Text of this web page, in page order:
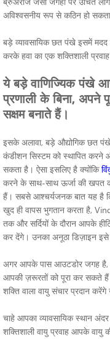
अविश्वसनीय रूप से कठिन हो
बड़े व्यावसायिक छत पंखे इसमें
करके हवा का एक शक्तिशाली
ये बड़े वाणिज्यिक पंखे
प्रणाली के बिना,
सक्षम बनाते हैं।
इसके अलावा, बड़े औद्योगिक छत
कंडीशन सिस्टम को स्थापित
सकता है। ऐसा इसलिए है क्योंकि
करने के साथ-साथ ऊर्जा की खपत
हैं। सबसे आश्चर्यजनक बात यह है
खुद ही वापस भुगतान करता है,
तक और सर्दियों के दौरान आपके
कर देंगे। उनका अनूठा डिज़ाइन इसे
अगर आपके पास आउटडोर जगह है,
आपकी ज़रूरतों को पूरा कर सकते
शक्ति वाला वायु संचार प्रदान
चाहे आपका व्यावसायिक स्थान अंदर
शक्तिशाली वायु प्रवाह आपके वायु